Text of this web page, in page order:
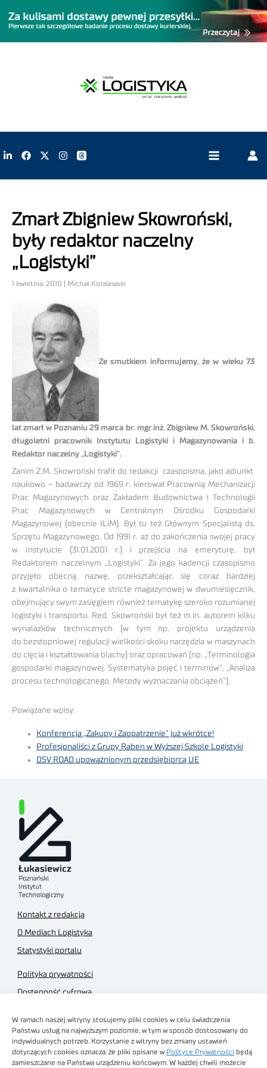
W ramach naszej witryny stosujemy pliki cookies w celu świadczenia
Państwu usług na najwyższym poziomie, w tym w sposób dostosowany do
indywidualnych potrzeb. Korzystanie z witryny bez zmiany ustawień
dotyczących cookies oznacza, że pliki opisane w Polityce Prywatności będą
zamieszczane na Państwa urządzeniu końcowym. W każdej chwili możecie
Zmarł Zbigniew Skowroński,
były redaktor naczelny
„Logistyki”
1 kwietnia, 2010 | Michał Koralewski
Ze smutkiem informujemy, że w wieku 73
lat zmarł w Poznaniu 29 marca br. mgr inż. Zbigniew M. Skowroński,
długoletni pracownik Instytutu Logistyki i Magazynowania i b.
Redaktor naczelny „Logistyki”.
Zanim Z.M. Skowroński trafił do redakcji czasopisma, jako adiunkt
naukowo – badawczy od 1969 r. kierował Pracownią Mechanizacji
Prac Magazynowych oraz Zakładem Budownictwa i Technologii
Prac Magazynowych w Centralnym Ośrodku Gospodarki
Magazynowej (obecnie ILiM). Był tu też Głównym Specjalistą ds.
Sprzętu Magazynowego. Od 1991 r. aż do zakończenia swojej pracy
w Instytucie (31.01.2001 r.) i przejścia na emeryturę, był
Redaktorem naczelnym „Logistyki”. Za jego kadencji czasopismo
przyjęło obecną nazwę, przekształcając się coraz bardziej
z kwartalnika o tematyce stricte magazynowej w dwumiesięcznik,
obejmujący swym zasięgiem również tematykę szeroko rozumianej
logistyki i transportu. Red. Skowroński był też m.in. autorem kilku
wynalazków technicznych (w tym np. projektu urządzenia
do bezstopniowej regulacji wielkości skoku narzędzia w maszynach
do cięcia i kształtowania blachy) oraz opracowań (np. „Terminologia
gospodarki magazynowej. Systematyka pojęć i terminów”, „Analiza
procesu technologicznego. Metody wyznaczania obciążeń”).
Powiązane wpisy:
Konferencja „Zakupy i Zaopatrzenie” już wkrótce!
Profesjonaliści z Grupy Raben w Wyższej Szkole Logistyki
DSV ROAD upoważnionym przedsiębiorcą UE
Kontakt z redakcją
O Mediach Logistyka
Statystyki portalu
Polityka prywatności
Dostępność cyfrowa
Regulamin sklepu